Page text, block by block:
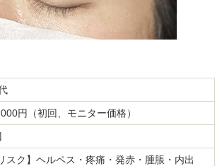
円（初回、モニター価格）
スク】ヘルペス・疼痛・発赤・腫脹・内出